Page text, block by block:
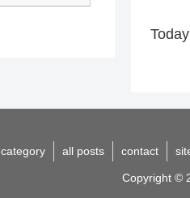
category all posts contact
Copyright ©